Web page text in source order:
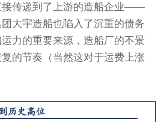
接传递到了上游的造船企业——
大宇造船也陷入了沉重的债务
力的重要来源，造船厂的不景
的节奏（当然这对于运费上涨